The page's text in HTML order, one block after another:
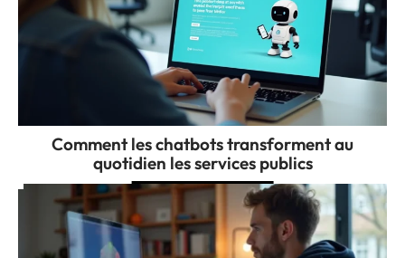
Comment les chatbots transforment au
quotidien les services publics